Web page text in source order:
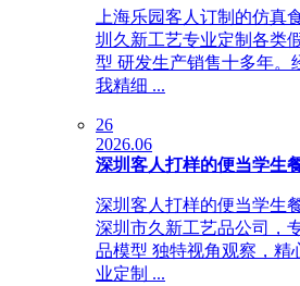
上海乐园客人订制的仿真
圳久新工艺专业定制各类
型 研发生产销售十多年。
我精细 ...
26
2026.06
深圳客人打样的便当学生
深圳客人打样的便当学生
深圳市久新工艺品公司，
品模型 独特视角观察，精
业定制 ...